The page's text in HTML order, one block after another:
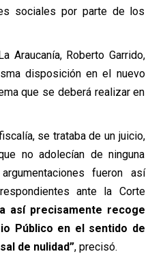
sociales por parte de los
Araucanía, Roberto Garrido,
disposición en el nuevo
que se deberá realizar en
se trataba de un juicio,
no adolecían de ninguna
fueron así
ante la Corte
así precisamente recoge
Público en el sentido de
de nulidad”, precisó.